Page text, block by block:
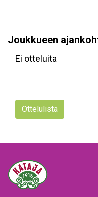
Joukkueen
Ei otteluita
Ottelulista